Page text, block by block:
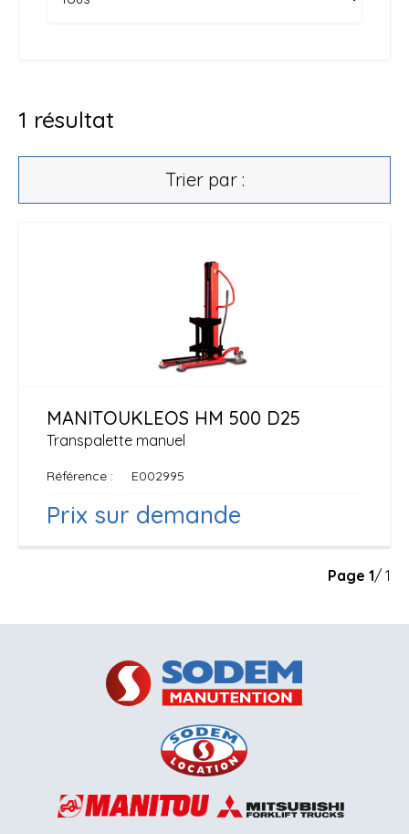
1 résultat
Trier par :
Transpalette manuel
MANITOUKLEOS HM 500 D25
Référence E002995
Prix sur demande
Page 1/ 1